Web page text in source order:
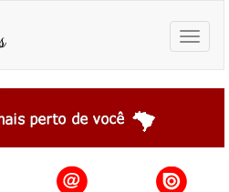
Toggle